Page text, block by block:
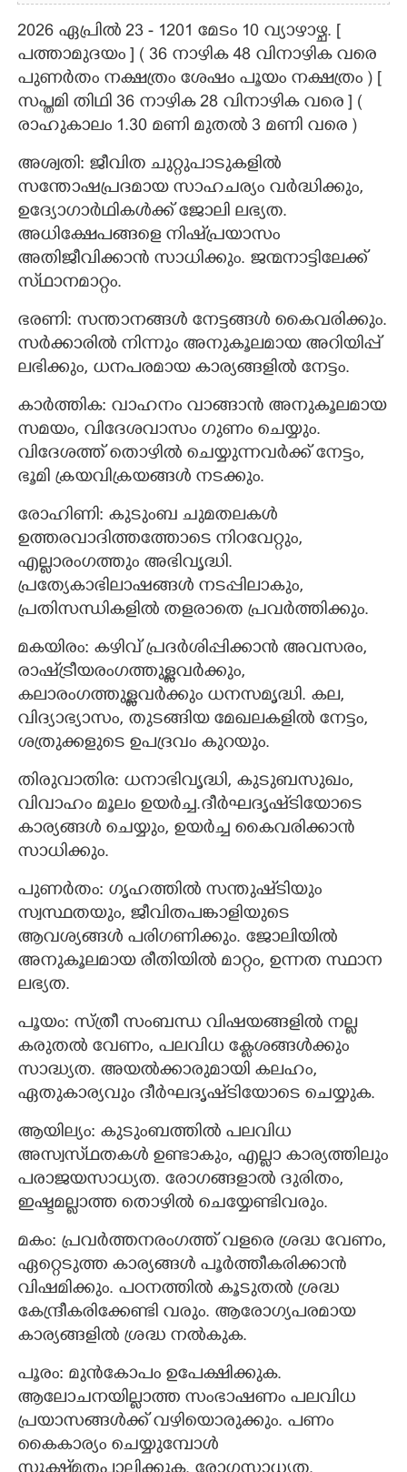
CONTACT US
2026 ഏപ്രിൽ 23 - 1201 മേടം 10 വ്യാഴാഴ്ച. [
പത്താമുദയം ] ( 36 നാഴിക 48 വിനാഴിക വരെ
പുണർതം നക്ഷത്രം ശേഷം പൂയം നക്ഷത്രം ) [
സപ്തമി തിഥി 36 നാഴിക 28 വിനാഴിക വരെ ] (
രാഹുകാലം 1.30 മണി മുതൽ 3 മണി വരെ )
അശ്വതി: ജീവിത ചുറ്റുപാടുകളില്‍
സന്തോഷപ്രദമായ സാഹചര്യം വര്‍ദ്ധിക്കും,
ഉദ്യോഗാർഥികൾക്ക് ജോലി ലഭ്യത.
അധിക്ഷേപങ്ങളെ നിഷ്‌പ്രയാസം
അതിജീവിക്കാന്‍ സാധിക്കും. ജന്മനാട്ടിലേക്ക്‌
സ്‌ഥാനമാറ്റം.
ഭരണി: സന്താനങ്ങള്‍ നേട്ടങ്ങള്‍ കൈവരിക്കും.
സര്‍ക്കാരില്‍ നിന്നും അനുകൂലമായ അറിയിപ്പ്
ലഭിക്കും, ധനപരമായ കാര്യങ്ങളില്‍ നേട്ടം.
കാര്‍ത്തിക: വാഹനം വാങ്ങാന്‍ അനുകൂലമായ
സമയം, വിദേശവാസം ഗുണം ചെയ്യും.
വിദേശത്ത്‌ തൊഴില്‍ ചെയ്യുന്നവര്‍ക്ക് നേട്ടം,
ഭൂമി ക്രയവിക്രയങ്ങള്‍ നടക്കും.
രോഹിണി: കുടുംബ ചുമതലകള്‍
ഉത്തരവാദിത്തത്തോടെ നിറവേറ്റും,
എല്ലാരംഗത്തും അഭിവൃദ്ധി.
പ്രത്യേകാഭിലാഷങ്ങള്‍ നടപ്പിലാകും,
പ്രതിസന്ധികളില്‍ തളരാതെ പ്രവര്‍ത്തിക്കും.
മകയിരം: കഴിവ്‌ പ്രദര്‍ശിപ്പിക്കാന്‍ അവസരം,
രാഷ്‌ട്രീയരംഗത്തുള്ളവര്‍ക്കും,
കലാരംഗത്തുള്ളവര്‍ക്കും ധനസമൃദ്ധി. കല,
വിദ്യാഭ്യാസം, തുടങ്ങിയ മേഖലകളില്‍ നേട്ടം,
ശത്രുക്കളുടെ ഉപദ്രവം കുറയും.
തിരുവാതിര: ധനാഭിവൃദ്ധി, കുടുബസുഖം,
വിവാഹം മൂലം ഉയര്‍ച്ച.ദീര്‍ഘദൃഷ്‌ടിയോടെ
കാര്യങ്ങള്‍ ചെയ്യും, ഉയര്‍ച്ച കൈവരിക്കാന്‍
സാധിക്കും.
പുണര്‍തം: ഗൃഹത്തില്‍ സന്തുഷ്‌ടിയും
സ്വസ്ഥതയും, ജീവിതപങ്കാളിയുടെ
ആവശ്യങ്ങള്‍ പരിഗണിക്കും. ജോലിയില്‍
അനുകൂലമായ രീതിയില്‍ മാറ്റം, ഉന്നത സ്ഥാന
ലഭ്യത.
പൂയം: സ്ത്രീ സംബന്ധ വിഷയങ്ങളില്‍ നല്ല
കരുതല്‍ വേണം, പലവിധ ക്ലേശങ്ങള്‍ക്കും
സാദ്ധ്യത. അയല്‍ക്കാരുമായി കലഹം,
ഏതുകാര്യവും ദീര്‍ഘദൃഷ്‌ടിയോടെ ചെയ്യുക.
ആയില്യം: കുടുംബത്തില്‍ പലവിധ
അസ്വസ്‌ഥതകള്‍ ഉണ്ടാകും, എല്ലാ കാര്യത്തിലും
പരാജയസാധ്യത. രോഗങ്ങളാല്‍ ദുരിതം,
ഇഷ്ടമല്ലാത്ത തൊഴില്‍ ചെയ്യേണ്ടിവരും.
മകം: പ്രവര്‍ത്തനരംഗത്ത്‌ വളരെ ശ്രദ്ധ വേണം,
ഏറ്റെടുത്ത കാര്യങ്ങള്‍ പൂര്‍ത്തീകരിക്കാന്‍
വിഷമിക്കും. പഠനത്തില്‍ കൂടുതൽ ശ്രദ്ധ
കേന്ദ്രീകരിക്കേണ്ടി വരും. ആരോഗ്യപരമായ
കാര്യങ്ങളില്‍ ശ്രദ്ധ നല്‍കുക.
പൂരം: മുന്‍കോപം ഉപേക്ഷിക്കുക.
ആലോചനയില്ലാത്ത സംഭാഷണം പലവിധ
പ്രയാസങ്ങള്‍ക്ക്‌ വഴിയൊരുക്കും. പണം
കൈകാര്യം ചെയ്യുമ്പോള്‍